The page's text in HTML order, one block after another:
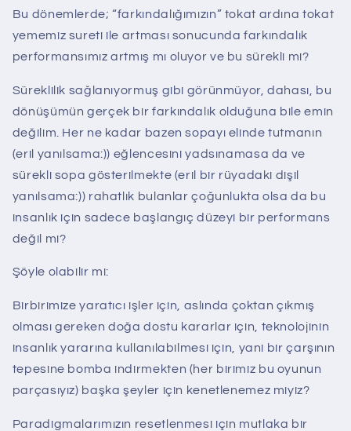
Bu dönemlerde; “farkındalığımızın” tokat ardına tokat
yememiz sureti ile artması sonucunda farkındalık
performansımız artmış mı oluyor ve bu sürekli mi?
Süreklilik sağlanıyormuş gibi görünmüyor, dahası, bu
dönüşümün gerçek bir farkındalık olduğuna bile emin
değilim. Her ne kadar bazen sopayı elinde tutmanın
(eril yanılsama:)) eğlencesini yadsınamasa da ve
sürekli sopa gösterilmekte (eril bir rüyadaki dişil
yanılsama:)) rahatlık bulanlar çoğunlukta olsa da bu
insanlık için sadece başlangıç düzeyi bir performans
değil mi?
Şöyle olabilir mi:
Birbirimize yaratıcı işler için, aslında çoktan çıkmış
olması gereken doğa dostu kararlar için, teknolojinin
insanlık yararına kullanılabilmesi için, yani bir çarşının
tepesine bomba indirmekten (her birimiz bu oyunun
parçasıyız) başka şeyler için kenetlenemez miyiz?
Paradigmalarımızın resetlenmesi için mutlaka bir